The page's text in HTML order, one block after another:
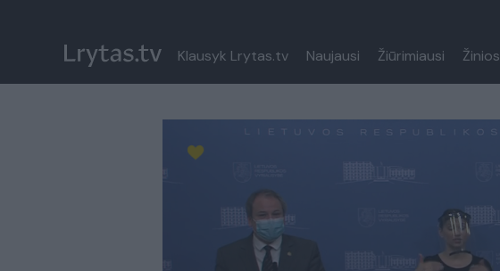
Klausyk Lrytas.tv Naujausi Žiūrimiausi Žinios